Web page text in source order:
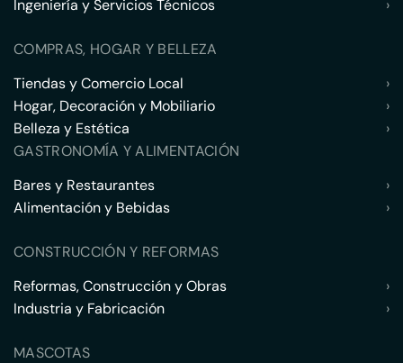
Ingeniería y Servicios Técnicos
›
COMPRAS, HOGAR Y BELLEZA
Tiendas y Comercio Local
›
Hogar, Decoración y Mobiliario
›
Belleza y Estética
›
GASTRONOMÍA Y ALIMENTACIÓN
Bares y Restaurantes
›
Alimentación y Bebidas
›
CONSTRUCCIÓN Y REFORMAS
Reformas, Construcción y Obras
›
Industria y Fabricación
›
MASCOTAS